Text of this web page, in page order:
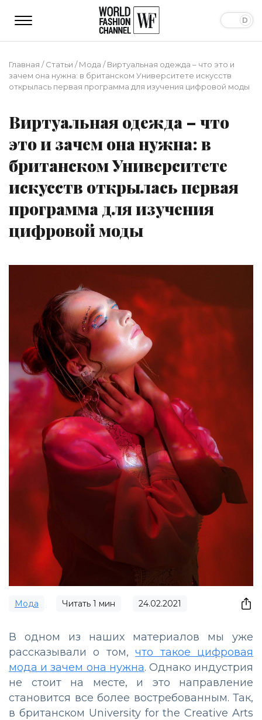
Главная /Статьи /Мода /Виртуальная одежда – что это и
зачем она нужна: в британском Университете искусств
открылась первая программа для изучения цифровой моды
Виртуальная одежда – что
это и зачем она нужна: в
британском Университете
искусств открылась первая
программа для изучения
цифровой моды
Мода Читать 1 мин 24.02.2021
В одном из наших материалов мы уже
рассказывали о том,что такое цифровая
мода и зачем она нужна. Однако индустрия
не стоит на месте, и это направление
становится все более востребованным. Так,
в британском University for the Creative Arts